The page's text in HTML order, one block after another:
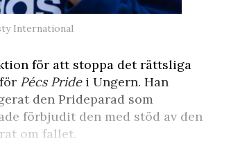
International
för att stoppa det rättsliga
Pécs Pridei Ungern. Han
den Prideparad som
förbjudit den med stöd av den
om fallet.